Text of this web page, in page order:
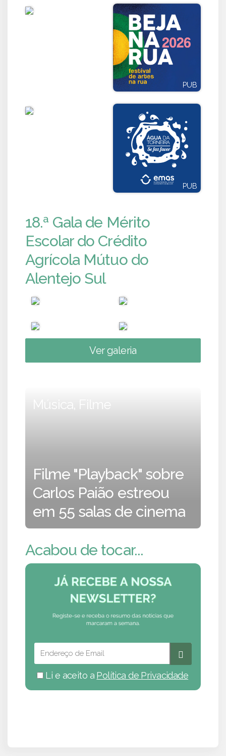
PUB
PUB
18.ª Gala de Mérito
Escolar do Crédito
Agrícola Mútuo do
Alentejo Sul
Ver galeria
Música, Filme
Filme "Playback" sobre
Carlos Paião estreou
em 55 salas de cinema
Acabou de tocar...
Li e aceito a Política de Privacidade